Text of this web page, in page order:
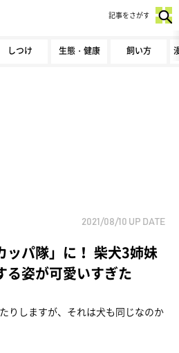
しつけ 生態・健康 飼い方
記事をさがす
2021/08/10 UP DATE
ッパ隊」に！ 柴犬3姉妹
る姿が可愛いすぎた
りしますが、それは犬も同じなのか